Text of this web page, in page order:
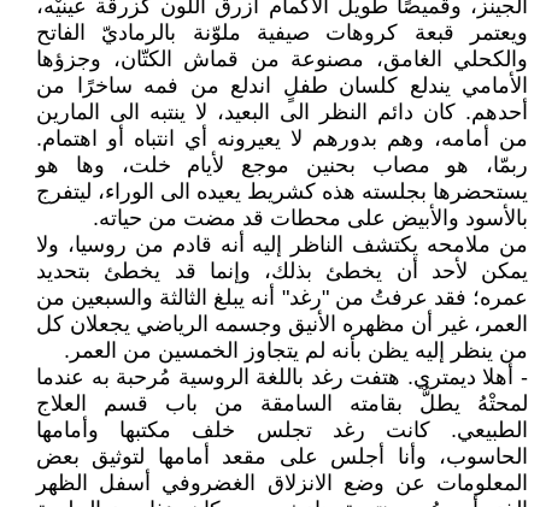
الجينز، وقميصًا طويل الأكمام أزرق اللون كزرقة عينيْه،
ويعتمر قبعة كروهات صيفية ملوّنة بالرماديّ الفاتح
والكحلي الغامق، مصنوعة من قماش الكتّان، وجزؤها
الأمامي يندلع كلسان طفلٍ اندلع من فمه ساخرًا من
أحدهم. كان دائم النظر الى البعيد، لا ينتبه الى المارين
من أمامه، وهم بدورهم لا يعيرونه أي انتباه أو اهتمام.
ربمّا، هو مصاب بحنين موجع لأيام خلت، وها هو
يستحضرها بجلسته هذه كشريط يعيده الى الوراء، ليتفرج
بالأسود والأبيض على محطات قد مضت من حياته.
من ملامحه يكتشف الناظر إليه أنه قادم من روسيا، ولا
يمكن لأحد أن يخطئ بذلك، وإنما قد يخطئ بتحديد
عمره؛ فقد عرفتُ من "رغد" أنه يبلغ الثالثة والسبعين من
العمر، غير أن مظهره الأنيق وجسمه الرياضي يجعلان كل
من ينظر إليه يظن بأنه لم يتجاوز الخمسين من العمر.
- أهلا ديمتري. هتفت رغد باللغة الروسية مُرحبة به عندما
لمحتْهُ يطلُّ بقامته السامقة من باب قسم العلاج
الطبيعي. كانت رغد تجلس خلف مكتبها وأمامها
الحاسوب، وأنا أجلس على مقعد أمامها لتوثيق بعض
المعلومات عن وضع الانزلاق الغضروفي أسفل الظهر